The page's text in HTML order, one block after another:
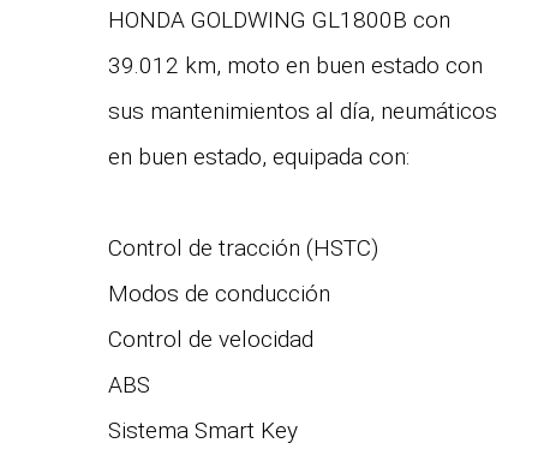
HONDA GOLDWING GL1800B con
39.012 km, moto en buen estado con
sus mantenimientos al día, neumáticos
en buen estado, equipada con:
Control de tracción (HSTC)
Modos de conducción
Control de velocidad
ABS
Sistema Smart Key